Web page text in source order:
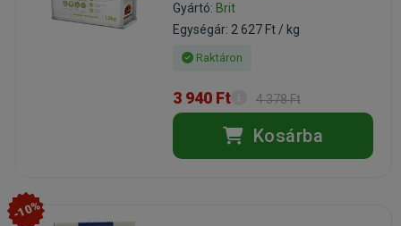
Gyártó: Brit
Egységár: 2 627 Ft / kg
Raktáron
3 940 Ft 4 378 Ft
Kosárba
-10%